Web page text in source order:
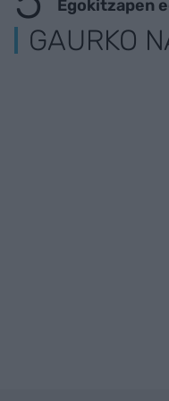
Egokitzapen
GAURKO